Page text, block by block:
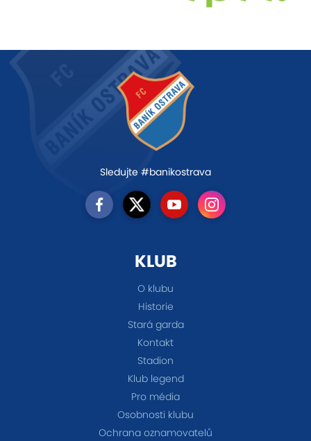
Sledujte #banikostrava
KLUB
O klubu
Historie
Stará garda
Kontakt
Stadion
Klub legend
Pro média
Osobnosti klubu
Ochrana oznamovatelů